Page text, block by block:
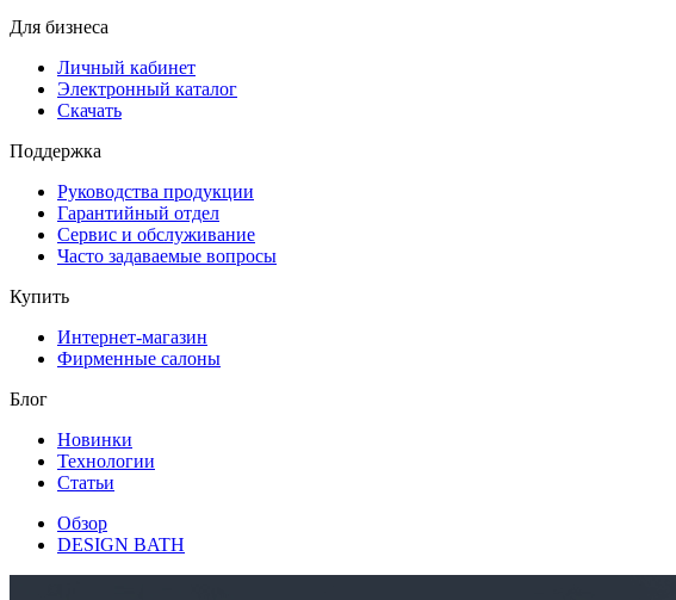
Для бизнеса
Личный кабинет
Электронный каталог
Скачать
Поддержка
Руководства продукции
Гарантийный отдел
Сервис и обслуживание
Часто задаваемые вопросы
Купить
Интернет-магазин
Фирменные салоны
Блог
Новинки
Технологии
Статьи
Обзор
DESIGN BATH